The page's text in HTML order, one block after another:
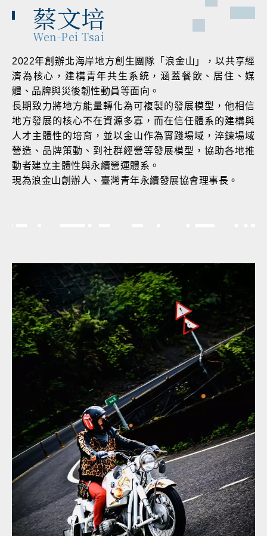
蔡文培
Wen-Pei Tsai
2022年創辦北海岸地方創生團隊「浪金山」，以共享經
濟為核心，建構青年共生系統，涵蓋餐飲、居住、媒
體、品牌與災後韌性動員等面向。
長期致力將地方能量轉化為可複製的發展模型，他相信
地方發展的核心不在資源多寡，而在信任體系的建構與
人才主體性的培育，並以金山作為實踐場域，淬鍊場域
營造、品牌策動、到社群經營等發展模型，協助各地推
動者建立主體性與永續營運體系。
現為浪金山創辦人、臺灣青年永續發展協會理事長。